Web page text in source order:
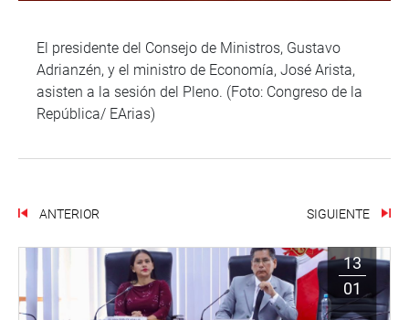
El presidente del Consejo de Ministros, Gustavo
Adrianzén, y el ministro de Economía, José Arista,
asisten a la sesión del Pleno. (Foto: Congreso de la
República/ EArias)
ANTERIOR SIGUIENTE
13
01